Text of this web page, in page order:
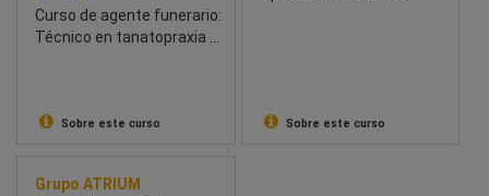
Curso de agente funerario:
Técnico en tanatopraxia y
Sobre este curso Sobre este curso
Grupo ATRIUM